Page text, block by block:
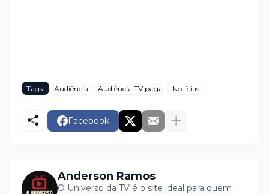
Tags: Audiência Audiência TV paga Notícias
Facebook
Anderson Ramos
O Universo da TV é o site ideal para quem